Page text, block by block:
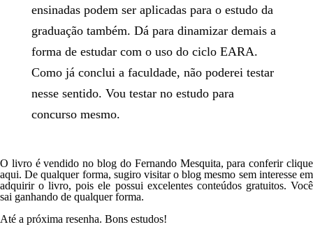
ensinadas podem ser aplicadas para o estudo da
graduação também. Dá para dinamizar demais a
forma de estudar com o uso do ciclo EARA.
Como já conclui a faculdade, não poderei testar
nesse sentido. Vou testar no estudo para
concurso mesmo.
O livro é vendido no blog do Fernando Mesquita, para conferir clique
aqui. De qualquer forma, sugiro visitar o blog mesmo sem interesse em
adquirir o livro, pois ele possui excelentes conteúdos gratuitos. Você
sai ganhando de qualquer forma.
Até a próxima resenha. Bons estudos!